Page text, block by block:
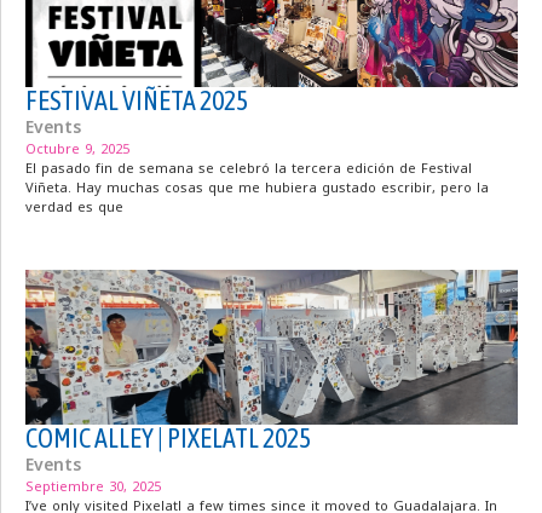
FESTIVAL VIÑETA 2025
Events
Octubre 9, 2025
El pasado fin de semana se celebró la tercera edición de Festival
Viñeta. Hay muchas cosas que me hubiera gustado escribir, pero la
verdad es que
COMIC ALLEY | PIXELATL 2025
Events
Septiembre 30, 2025
I’ve only visited Pixelatl a few times since it moved to Guadalajara. In